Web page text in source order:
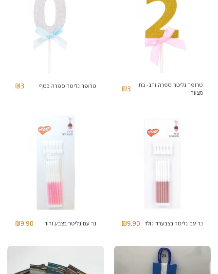
טרופר גליטר ספרה זהב- בת
מצווה
₪3 טרופר גליטר ספרה כסף ₪3
נר עם גליטר בצבערוז גולד ₪9.90 נר עם גליטר בצבע ורוד ₪9.90